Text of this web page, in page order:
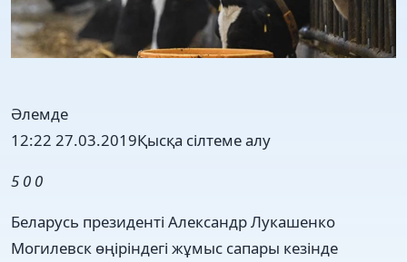
Әлемде
12:22 27.03.2019Қысқа сілтеме алу
5 0 0
Беларусь президенті Александр Лукашенко
Могилевск өңіріндегі жұмыс сапары кезінде